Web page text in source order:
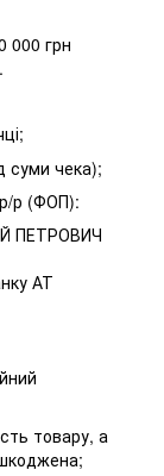
000 грн
суми чека);
р (ФОП):
ПЕТРОВИЧ
АТ
товару, а